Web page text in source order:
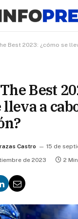
Best 2023: ¿cómo se
Best
lleva a
Castro
15 de
de 2023 2